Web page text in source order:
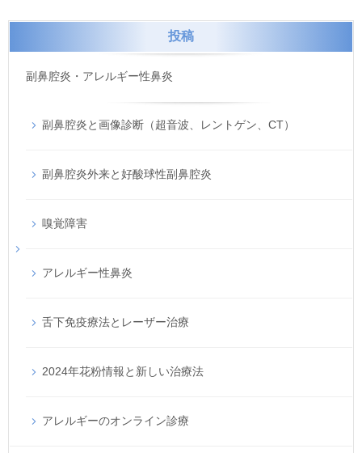
投稿
副鼻腔炎・アレルギー性鼻炎
副鼻腔炎と画像診断（超音波、レントゲン、CT）
副鼻腔炎外来と好酸球性副鼻腔炎
嗅覚障害
アレルギー性鼻炎
舌下免疫療法とレーザー治療
2024年花粉情報と新しい治療法
アレルギーのオンライン診療